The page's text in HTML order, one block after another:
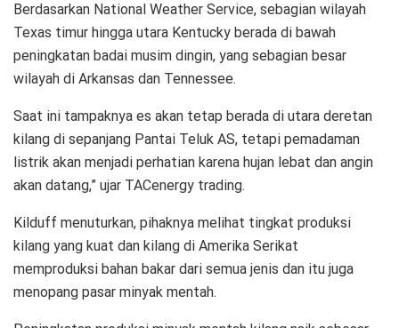
Berdasarkan National Weather Service, sebagian wilayah
Texas timur hingga utara Kentucky berada di bawah
peningkatan badai musim dingin, yang sebagian besar
wilayah di Arkansas dan Tennessee.
Saat ini tampaknya es akan tetap berada di utara deretan
kilang di sepanjang Pantai Teluk AS, tetapi pemadaman
listrik akan menjadi perhatian karena hujan lebat dan angin
akan datang,” ujar TACenergy trading.
Kilduff menuturkan, pihaknya melihat tingkat produksi
kilang yang kuat dan kilang di Amerika Serikat
memproduksi bahan bakar dari semua jenis dan itu juga
menopang pasar minyak mentah.